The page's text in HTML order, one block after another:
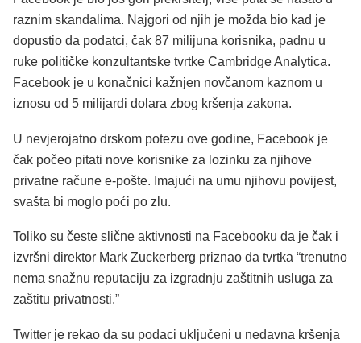
raznim skandalima. Najgori od njih je možda bio kad je
dopustio da podatci, čak 87 milijuna korisnika, padnu u
ruke političke konzultantske tvrtke Cambridge Analytica.
Facebook je u konačnici kažnjen novčanom kaznom u
iznosu od 5 milijardi dolara zbog kršenja zakona.
U nevjerojatno drskom potezu ove godine, Facebook je
čak počeo pitati nove korisnike za lozinku za njihove
privatne račune e-pošte. Imajući na umu njihovu povijest,
svašta bi moglo poći po zlu.
Toliko su česte slične aktivnosti na Facebooku da je čak i
izvršni direktor Mark Zuckerberg priznao da tvrtka “trenutno
nema snažnu reputaciju za izgradnju zaštitnih usluga za
zaštitu privatnosti.”
Twitter je rekao da su podaci uključeni u nedavna kršenja